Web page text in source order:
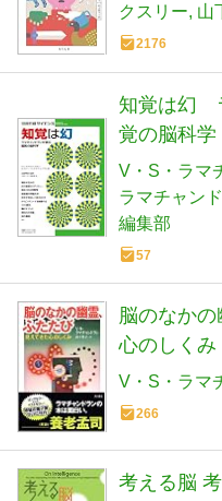
クスリー 山
2176
知覚は幻
覚の脳科学
V・S・ラマ
ラマチャン
編集部
57
脳のなか
心のしくみ
V・S・ラマ
266
考える脳